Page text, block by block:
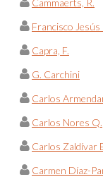
Cammaerts, R.
Francisco Jesús
Capra, F.
G. Carchini
Carlos
Carlos Nores Q.
Carlos Zaldívar
Carmen Díaz-